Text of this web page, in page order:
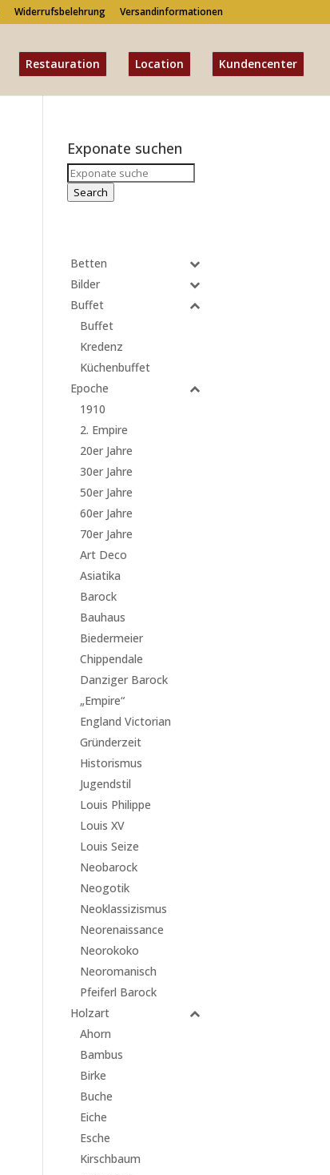
Widerrufsbelehrung Versandinformationen
Restauration Location Kundencenter
Exponate suchen
Search
for:
Search
Betten
Bilder
Buffet
Buffet
Kredenz
Küchenbuffet
Epoche
1910
2. Empire
20er Jahre
30er Jahre
50er Jahre
60er Jahre
70er Jahre
Art Deco
Asiatika
Barock
Bauhaus
Biedermeier
Chippendale
Danziger Barock
„Empire“
England Victorian
Gründerzeit
Historismus
Jugendstil
Louis Philippe
Louis XV
Louis Seize
Neobarock
Neogotik
Neoklassizismus
Neorenaissance
Neorokoko
Neoromanisch
Pfeiferl Barock
Holzart
Ahorn
Bambus
Birke
Buche
Eiche
Esche
Kirschbaum